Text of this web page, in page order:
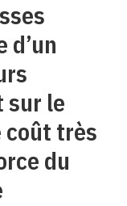
sur le
très
du